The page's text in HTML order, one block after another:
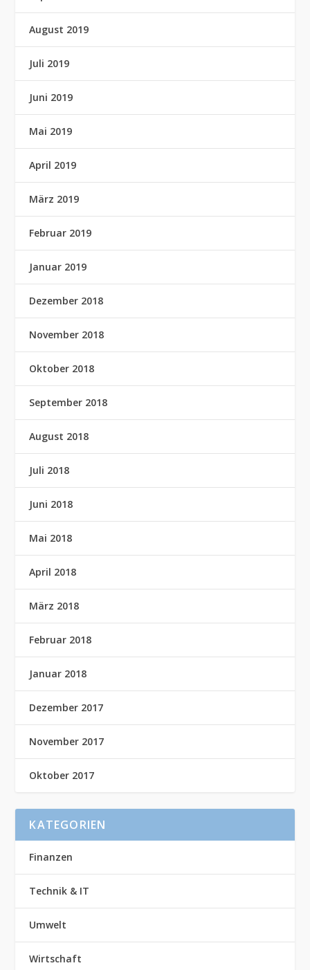
August 2019
Juli 2019
Juni 2019
Mai 2019
April 2019
März 2019
Februar 2019
Januar 2019
Dezember 2018
November 2018
Oktober 2018
September 2018
August 2018
Juli 2018
Juni 2018
Mai 2018
April 2018
März 2018
Februar 2018
Januar 2018
Dezember 2017
November 2017
Oktober 2017
KATEGORIEN
Finanzen
Technik & IT
Umwelt
Wirtschaft